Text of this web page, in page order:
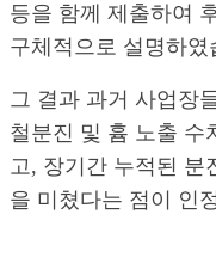
등을 함께 제출하여
구체적으로 설명하였
그 결과 과거 사업장
철분진 및 흄 노출 수
고, 장기간 누적된 분
을 미쳤다는 점이 인